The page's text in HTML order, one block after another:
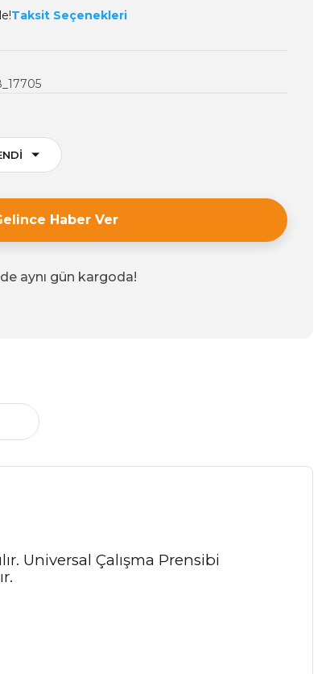
Taksit Seçenekleri
Haber Ver
aynı gün kargoda!
Universal Çalışma Prensibi